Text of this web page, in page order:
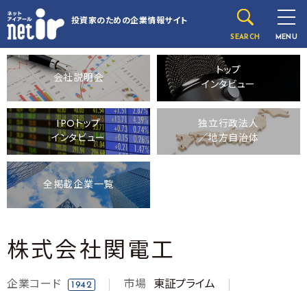
投資家のための企業情報サイト
SEARCH MENU
会社説明会
トップ
インタビュー
IPOトップ
インタビュー
独立行政法人
／地方自治体
全掲載企業一覧
株式会社関電工
企業コード 1942 市場
東証プライム